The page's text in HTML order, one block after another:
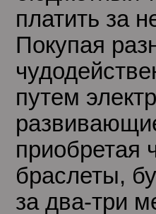
платить за
Покупая
путем
приобретая
браслеты,
за два-три